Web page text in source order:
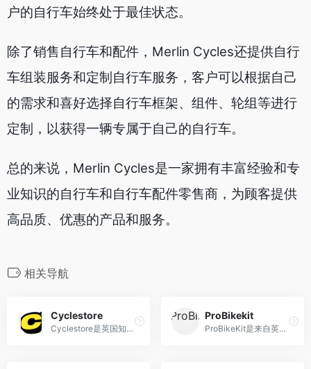
户的自行车始终处于最佳状态。
除了销售自行车和配件，Merlin Cycles还提供自行
车组装服务和定制自行车服务，客户可以根据自己
的需求和喜好选择自行车框架、组件、轮组等进行
定制，以获得一辆专属于自己的自行车。
总的来说，Merlin Cycles是一家拥有丰富经验和专
业知识的自行车和自行车配件零售商，为顾客提供
高品质、优惠的产品和服务。
相关导航
Cyclestore
Cyclestore是英国知名自行车及相关配件的在线供应商
ProBikekit
ProBikeKit是来自英国的知名自行车用品网站，主营骑行配件、装备、食补、服饰等商品。支持支付宝、双币卡及PayPal付款